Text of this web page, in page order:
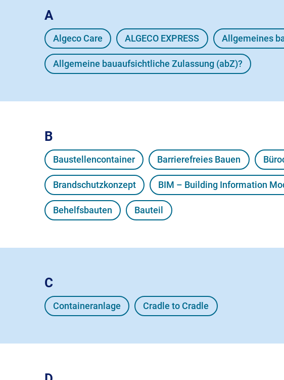
A
Algeco Care ALGECO EXPRESS Allgemeines
Allgemeine bauaufsichtliche Zulassung (abZ)?
B
Baustellencontainer Barrierefreies Bauen
Brandschutzkonzept BIM – Building Information
Behelfsbauten Bauteil
C
Containeranlage Cradle to Cradle